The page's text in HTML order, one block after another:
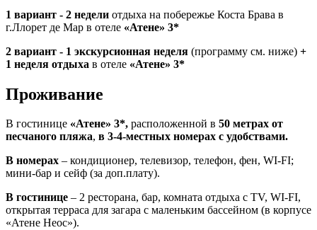
1 вариант - 2 недели отдыха на побережье Коста Брава в
г.Ллорет де Мар в отеле «Атене» 3*
2 вариант - 1 экскурсионная неделя (программу см. ниже) +
1 неделя отдыха в отеле «Атене» 3*
Проживание
В гостинице «Атене» 3*, расположенной в 50 метрах от
песчаного пляжа, в 3-4-местных номерах с удобствами.
В номерах – кондиционер, телевизор, телефон, фен, WI-FI;
мини-бар и сейф (за доп.плату).
В гостинице – 2 ресторана, бар, комната отдыха с TV, WI-FI,
открытая терраса для загара с маленьким бассейном (в корпусе
«Атене Неос»).